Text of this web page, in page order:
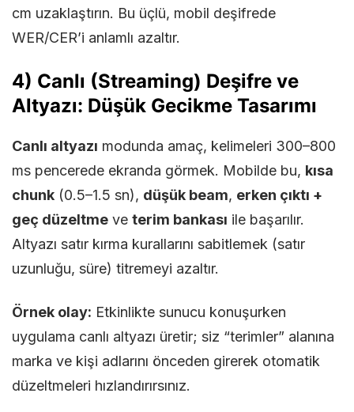
cm uzaklaştırın. Bu üçlü, mobil deşifrede
WER/CER’i anlamlı azaltır.
4) Canlı (Streaming) Deşifre ve
Altyazı: Düşük Gecikme Tasarımı
Canlı altyazı modunda amaç, kelimeleri 300–800
ms pencerede ekranda görmek. Mobilde bu, kısa
chunk (0.5–1.5 sn), düşük beam, erken çıktı +
geç düzeltme ve terim bankası ile başarılır.
Altyazı satır kırma kurallarını sabitlemek (satır
uzunluğu, süre) titremeyi azaltır.
Örnek olay: Etkinlikte sunucu konuşurken
uygulama canlı altyazı üretir; siz “terimler” alanına
marka ve kişi adlarını önceden girerek otomatik
düzeltmeleri hızlandırırsınız.